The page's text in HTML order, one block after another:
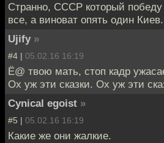
Странно, СССР который победу
все, а виноват опять один Киев.
Ujify »
#4 | 05.02.16 16:19
Ё@ твою мать, стоп кадр
Ох уж эти сказки. Ох уж эти
Cynical egoist »
#5 | 05.02.16 16:19
Какие же они жалкие.